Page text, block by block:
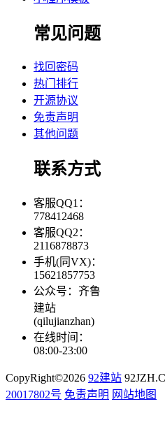
常见问题
找回密码
热门排行
开源协议
免责声明
其他问题
联系方式
客服QQ1：
778412468
客服QQ2：
2116878873
手机(同VX)：
15621857753
公众号：齐鲁
建站
(qilujianzhan)
在线时间：
08:00-23:00
CopyRight©2026 92建站
20017802号 免责声明 网站地图